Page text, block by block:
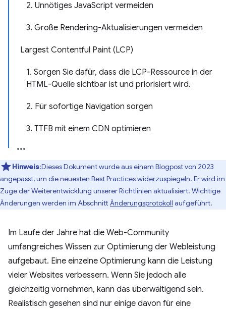
2. Unnötiges JavaScript vermeiden
3. Große Rendering-Aktualisierungen vermeiden
Largest Contentful Paint (LCP)
1. Sorgen Sie dafür, dass die LCP-Ressource in der
HTML-Quelle sichtbar ist und priorisiert wird.
2. Für sofortige Navigation sorgen
3. TTFB mit einem CDN optimieren
Hinweis:Dieses Dokument wurde aus einem Blogpost von 2023
angepasst, um die neuesten Best Practices widerzuspiegeln. Er wird im
Zuge der Weiterentwicklung unserer Richtlinien aktualisiert. Wichtige
Änderungen werden im Abschnitt Änderungsprotokoll aufgeführt.
Im Laufe der Jahre hat die Web-Community
umfangreiches Wissen zur Optimierung der Webleistung
aufgebaut. Eine einzelne Optimierung kann die Leistung
vieler Websites verbessern. Wenn Sie jedoch alle
gleichzeitig vornehmen, kann das überwältigend sein.
Realistisch gesehen sind nur einige davon für eine